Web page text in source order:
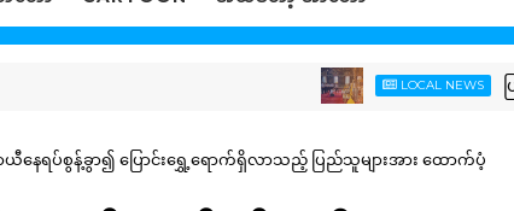
LOCAL NEWS ပြည်ထေ
ရပ်စွန့်ခွာ၍ ပြောင်းရွှေ့ရောက်ရှိလာသည့် ပြည်သူများအား ထောက်ပံ့